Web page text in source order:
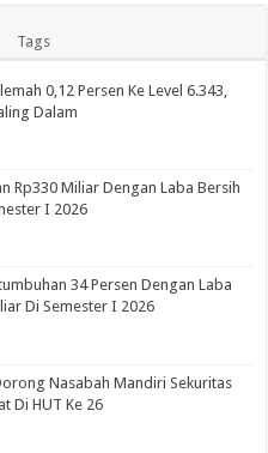
Tags
0,12 Persen Ke Level 6.343,
Dalam
Rp330 Miliar Dengan Laba Bersih
I 2026
34 Persen Dengan Laba
Di Semester I 2026
Nasabah Mandiri Sekuritas
Di HUT Ke 26